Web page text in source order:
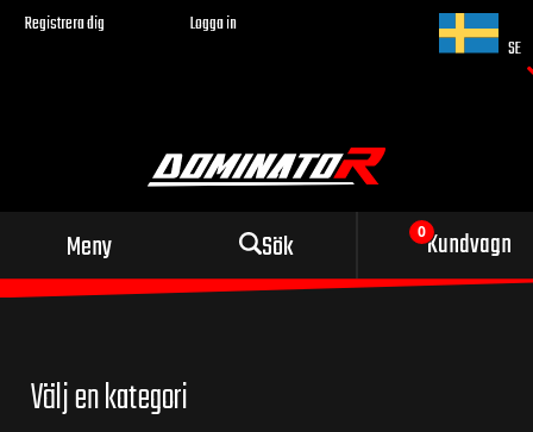
Registrera dig
Logga in
SE
Meny Sök Kundvagn
Sportigt avgassystem
för din motorcykel
Välj en kategori